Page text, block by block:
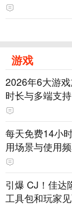
游戏
2026年6大游
时长与多端支持
每天免费14小
用场景与使用
引爆 CJ！佳达
工具包和玩家